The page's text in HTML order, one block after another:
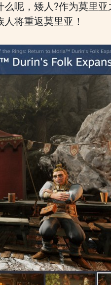
呢，矮人?作为莫里
将重返莫里亚！